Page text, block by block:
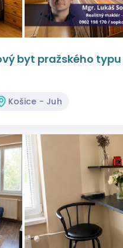
byt pražského
Košice - Juh